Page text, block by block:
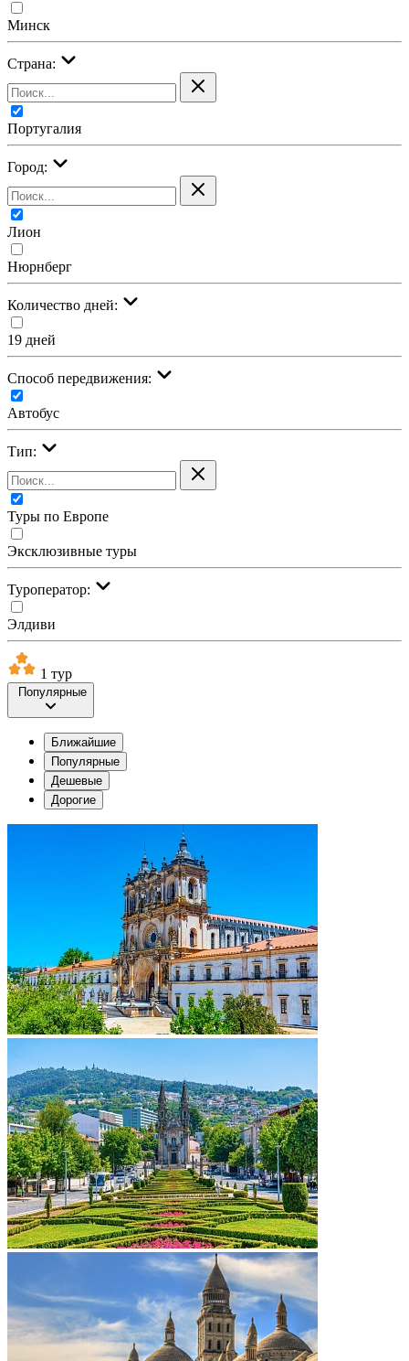
Минск
Страна:
Португалия
Город:
Лион
Нюрнберг
Количество дней:
19 дней
Cпособ передвижения:
Автобус
Тип:
Туры по Европе
Эксклюзивные туры
Туроператор:
Элдиви
1 тур
Популярные
Ближайшие
Популярные
Дешевые
Дорогие